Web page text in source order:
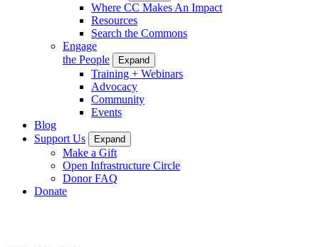
Where CC Makes An Impact
Resources
Search the Commons
Engage
the People
Expand
Training + Webinars
Advocacy
Community
Events
Blog
Support Us
Expand
Make a Gift
Open Infrastructure Circle
Donor FAQ
Donate